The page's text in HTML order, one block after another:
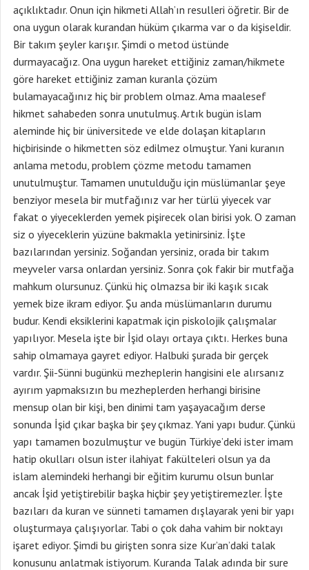
açıklıktadır. Onun için hikmeti Allah’ın resulleri öğretir. Bir de
ona uygun olarak kurandan hüküm çıkarma var o da kişiseldir.
Bir takım şeyler karışır. Şimdi o metod üstünde
durmayacağız. Ona uygun hareket ettiğiniz zaman/hikmete
göre hareket ettiğiniz zaman kuranla çözüm
bulamayacağınız hiç bir problem olmaz. Ama maalesef
hikmet sahabeden sonra unutulmuş. Artık bugün islam
aleminde hiç bir üniversitede ve elde dolaşan kitapların
hiçbirisinde o hikmetten söz edilmez olmuştur. Yani kuranın
anlama metodu, problem çözme metodu tamamen
unutulmuştur. Tamamen unutulduğu için müslümanlar şeye
benziyor mesela bir mutfağınız var her türlü yiyecek var
fakat o yiyeceklerden yemek pişirecek olan birisi yok. O zaman
siz o yiyeceklerin yüzüne bakmakla yetinirsiniz. İşte
bazılarından yersiniz. Soğandan yersiniz, orada bir takım
meyveler varsa onlardan yersiniz. Sonra çok fakir bir mutfağa
mahkum olursunuz. Çünkü hiç olmazsa bir iki kaşık sıcak
yemek bize ikram ediyor. Şu anda müslümanların durumu
budur. Kendi eksiklerini kapatmak için piskolojik çalışmalar
yapılıyor. Mesela işte bir İşid olayı ortaya çıktı. Herkes buna
sahip olmamaya gayret ediyor. Halbuki şurada bir gerçek
vardır. Şii-Sünni bugünkü mezheplerin hangisini ele alırsanız
ayırım yapmaksızın bu mezheplerden herhangi birisine
mensup olan bir kişi, ben dinimi tam yaşayacağım derse
sonunda İşid çıkar başka bir şey çıkmaz. Yani yapı budur. Çünkü
yapı tamamen bozulmuştur ve bugün Türkiye’deki ister imam
hatip okulları olsun ister ilahiyat fakülteleri olsun ya da
islam alemindeki herhangi bir eğitim kurumu olsun bunlar
ancak İşid yetiştirebilir başka hiçbir şey yetiştiremezler. İşte
bazıları da kuran ve sünneti tamamen dışlayarak yeni bir yapı
oluşturmaya çalışıyorlar. Tabi o çok daha vahim bir noktayı
işaret ediyor. Şimdi bu girişten sonra size Kur’an’daki talak
konusunu anlatmak istiyorum. Kuranda Talak adında bir sure